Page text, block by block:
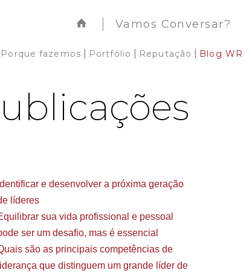
Vamos Conversar?
Porque fazemos Portfólio Reputação Blog WR
Identificar e desenvolver a próxima geração
líderes
sua vida profissional e pessoal
ser um desafio, mas é essencial
são as principais competências de
liderança que distinguem um grande líder de